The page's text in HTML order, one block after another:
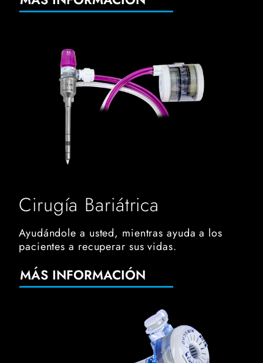
Cirugía Bariátrica
Ayudándole a usted, mientras ayuda a los
pacientes a recuperar sus vidas.
MÁS INFORMACIÓN